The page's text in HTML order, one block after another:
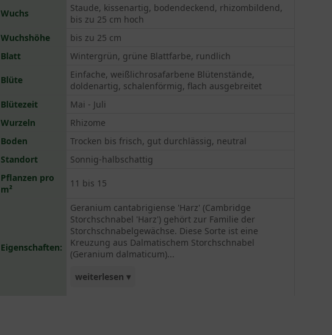
Wuchs
Staude, kissenartig, bodendeckend, rhizombildend,
bis zu 25 cm hoch
Wuchshöhe
bis zu 25 cm
Blatt
Wintergrün, grüne Blattfarbe, rundlich
Blüte
Einfache, weißlichrosafarbene Blütenstände,
doldenartig, schalenförmig, flach ausgebreitet
Blütezeit
Mai - Juli
Wurzeln
Rhizome
Boden
Trocken bis frisch, gut durchlässig, neutral
Standort
Sonnig-halbschattig
Pflanzen pro
m²
11 bis 15
Eigenschaften:
Geranium cantabrigiense 'Harz' (Cambridge
Storchschnabel 'Harz') gehört zur Familie der
Storchschnabelgewächse. Diese Sorte ist eine
Kreuzung aus Dalmatischem Storchschnabel
(Geranium dalmaticum)...
weiterlesen ▾